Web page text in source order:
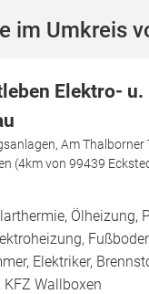
im Umkreis
Elektro- u.
Am Thalborner
(4km von 99439
Ölheizung,
Elektriker,
Wallboxen